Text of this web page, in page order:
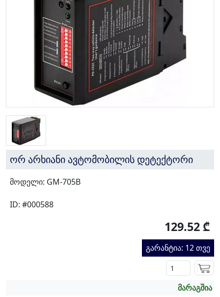
ორ არხიანი ავტომობილის დეტექტორი
მოდელი: GM-705B
ID: #000588
129.52 ₾
გარანტია: 12 თვე
მარაგშია